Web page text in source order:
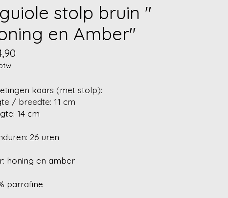
stolp bruin "
en Amber"
kaars (met stolp):
/ breedte: 11 cm
14 cm
26 uren
honing en amber
parrafine